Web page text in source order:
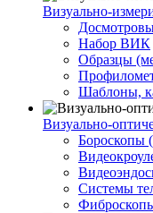
Визуально-
Набор ВИК
Образцы
Шаблоны,
Визуально-
Бороскопы
Системы